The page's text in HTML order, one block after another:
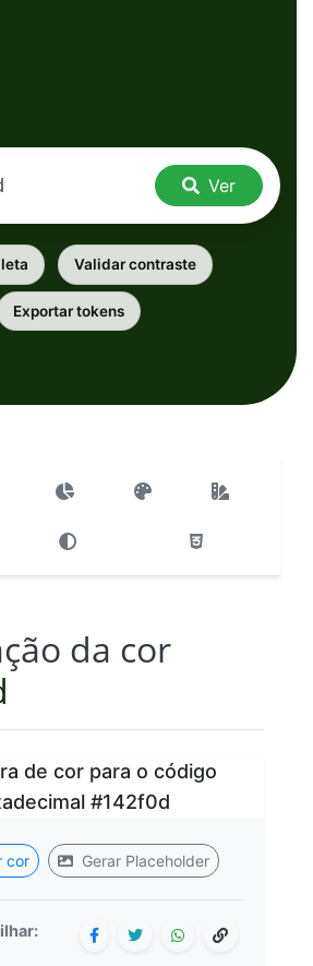
Ver
Validar contraste
Exportar tokens
da cor
cor Gerar Placeholder